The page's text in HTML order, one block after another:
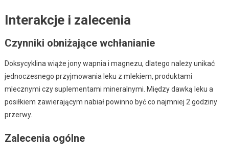
Interakcje i zalecenia
Czynniki obniżające wchłanianie
Doksycyklina wiąże jony wapnia i magnezu, dlatego należy unikać
jednoczesnego przyjmowania leku z mlekiem, produktami
mlecznymi czy suplementami mineralnymi. Między dawką leku a
posiłkiem zawierającym nabiał powinno być co najmniej 2 godziny
przerwy.
Zalecenia ogólne